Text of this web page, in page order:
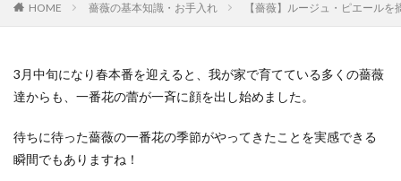
HOME 薔薇の基本知識・お手入れ 【薔薇】ルージュ・ピエール
3月中旬になり春本番を迎えると、我が家で育てている多くの薔薇
達からも、一番花の蕾が一斉に顔を出し始めました。
待ちに待った薔薇の一番花の季節がやってきたことを実感できる
瞬間でもありますね！